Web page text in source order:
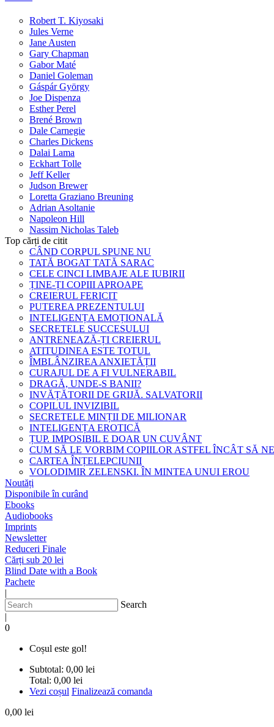
Robert T. Kiyosaki
Jules Verne
Jane Austen
Gary Chapman
Gabor Maté
Daniel Goleman
Gáspár György
Joe Dispenza
Esther Perel
Brené Brown
Dale Carnegie
Charles Dickens
Dalai Lama
Eckhart Tolle
Jeff Keller
Judson Brewer
Loretta Graziano Breuning
Adrian Asoltanie
Napoleon Hill
Nassim Nicholas Taleb
Top cărți de citit
CÂND CORPUL SPUNE NU
TATĂ BOGAT TATĂ SARAC
CELE CINCI LIMBAJE ALE IUBIRII
ȚINE-ȚI COPIII APROAPE
CREIERUL FERICIT
PUTEREA PREZENTULUI
INTELIGENȚA EMOȚIONALĂ
SECRETELE SUCCESULUI
ANTRENEAZĂ-ȚI CREIERUL
ATITUDINEA ESTE TOTUL
ÎMBLÂNZIREA ANXIETĂȚII
CURAJUL DE A FI VULNERABIL
DRAGĂ, UNDE-S BANII?
INVĂȚĂTORII DE GRIJĂ. SALVATORII
COPILUL INVIZIBIL
SECRETELE MINȚII DE MILIONAR
INTELIGENȚA EROTICĂ
ȚUP. IMPOSIBIL E DOAR UN CUVÂNT
CUM SĂ LE VORBIM COPIILOR ASTFEL ÎNCÂT SĂ
CARTEA ÎNȚELEPCIUNII
VOLODIMIR ZELENSKI. ÎN MINTEA UNUI EROU
Noutăți
Disponibile în curând
Ebooks
Audiobooks
Imprints
Newsletter
Reduceri Finale
Cărți sub 20 lei
Blind Date with a Book
Pachete
|
Search
|
0
Coșul este gol!
Subtotal: 0,00 lei
Total: 0,00 lei
Vezi coșul Finalizează comanda
0,00 lei